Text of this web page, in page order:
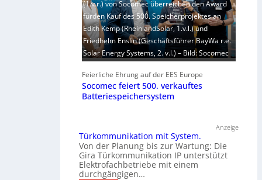
(1.v.r.) von Socomec überreichen den Award
fürden Kauf des 500. Speicherprojektes an
Edith Kemp (RheinlandSolar, 1.v.l.) und
Friedhelm Enslin (Geschäftsführer BayWa r.e.
Solar Energy Systems, 2. v.l.) – Bild: Socomec
Feierliche Ehrung auf der EES Europe
Socomec feiert 500. verkauftes
Batteriespeichersystem
Anzeige
Türkommunikation mit System.
Von der Planung bis zur Wartung: Die
Gira Türkommunikation IP unterstützt
Elektrofachbetriebe mit einem
durchgängigen…